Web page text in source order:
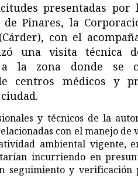
presentadas por
Pinares, la
con el
una visita técnica
la zona donde se
centros médicos y
y técnicos de la
con el manejo de
ambiental vigente,
incurriendo en
seguimiento y